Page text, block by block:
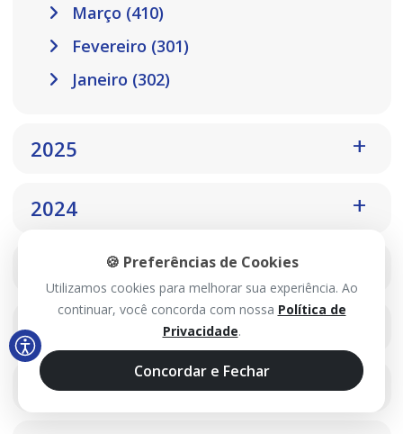
Março (410)
Fevereiro (301)
Janeiro (302)
2025
2024
2022
2021
🍪 Preferências de Cookies
Utilizamos cookies para melhorar sua experiência. Ao
continuar, você concorda com nossa Política de
Privacidade.
Concordar e Fechar